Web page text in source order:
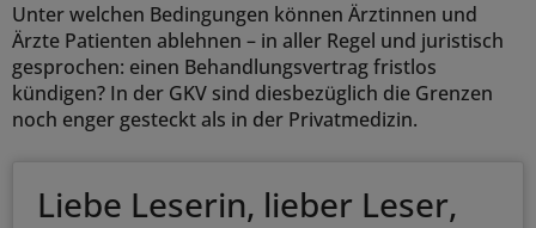
Unter welchen Bedingungen können Ärztinnen und
Ärzte Patienten ablehnen – in aller Regel und juristisch
gesprochen: einen Behandlungsvertrag fristlos
kündigen? In der GKV sind diesbezüglich die Grenzen
noch enger gesteckt als in der Privatmedizin.
Liebe Leserin, lieber Leser,